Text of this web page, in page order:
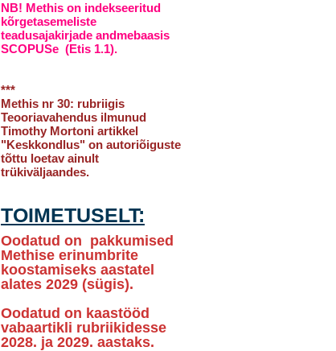
NB! Methis on indekseeritud
kõrgetasemeliste
teadusajakirjade andmebaasis
SCOPUSe (Etis 1.1).
***
Methis nr 30: rubriigis
Teooriavahendus ilmunud
Timothy Mortoni artikkel
"Keskkondlus" on autoriõiguste
tõttu loetav ainult
trükiväljaandes.
TOIMETUSELT:
Oodatud on pakkumised
Methise erinumbrite
koostamiseks aastatel
alates 2029 (sügis).
Oodatud on kaastööd
vabaartikli rubriikidesse
2028. ja 2029. aastaks.